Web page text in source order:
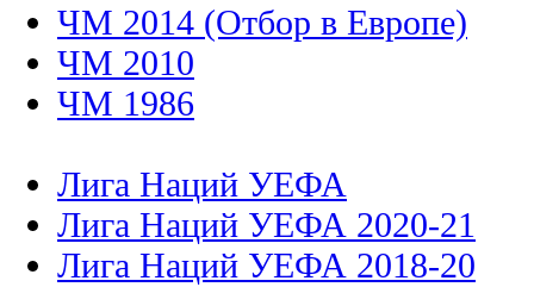
ЧМ 2014 (Отбор в Европе)
ЧМ 2010
ЧМ 1986
Лига Наций УЕФА
Лига Наций УЕФА 2020-21
Лига Наций УЕФА 2018-20